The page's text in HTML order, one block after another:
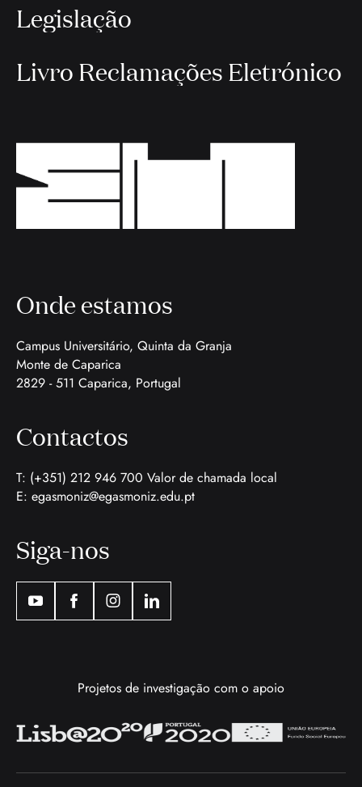
Legislação
Livro Reclamações Eletrónico
Onde estamos
Campus Universitário, Quinta da Granja
Monte de Caparica
2829 - 511 Caparica, Portugal
Contactos
T: (+351) 212 946 700 Valor de chamada local
E: egasmoniz@egasmoniz.edu.pt
Siga-nos
Projetos de investigação com o apoio